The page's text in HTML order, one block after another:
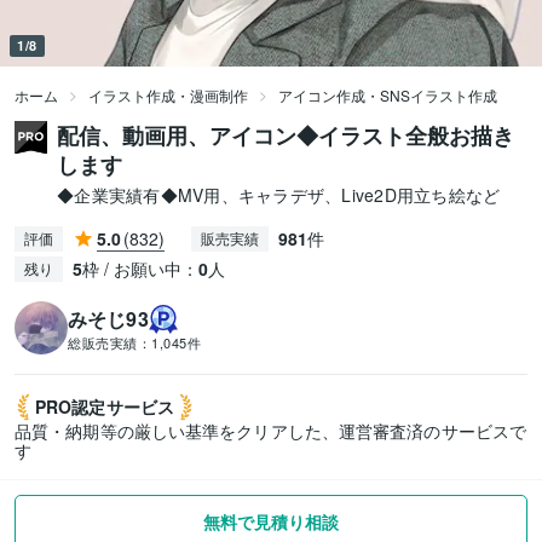
1/8
ホーム イラスト作成・漫画制作 アイコン作成・SNSイラスト作成
配信、動画用、アイコン◆イラスト全般お描き
します
◆企業実績有◆MV用、キャラデザ、Live2D用立ち絵など
評価 5.0(832) 販売実績 981件
残り 5枠 / お願い中： 0人
みそじ93
総販売実績： 1,045件
PRO認定サービス
品質・納期等の厳しい基準をクリアした、運営審査済のサービスで
す
無料で見積り相談